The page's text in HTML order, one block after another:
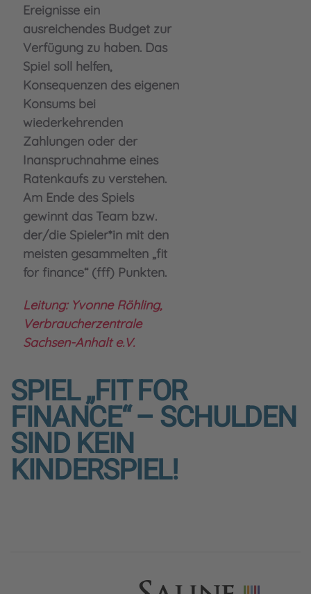
SPIEL „FIT FOR
FINANCE“ – SCHULDEN
SIND KEIN
KINDERSPIEL!
Ereignisse ein
ausreichendes Budget zur
Verfügung zu haben. Das
Spiel soll helfen,
Konsequenzen des eigenen
Konsums bei
wiederkehrenden
Zahlungen oder der
Inanspruchnahme eines
Ratenkaufs zu verstehen.
Am Ende des Spiels
gewinnt das Team bzw.
der/die Spieler*in mit den
meisten gesammelten „fit
for finance“ (fff) Punkten.
Leitung: Yvonne Röhling,
Verbraucherzentrale
Sachsen-Anhalt e.V.